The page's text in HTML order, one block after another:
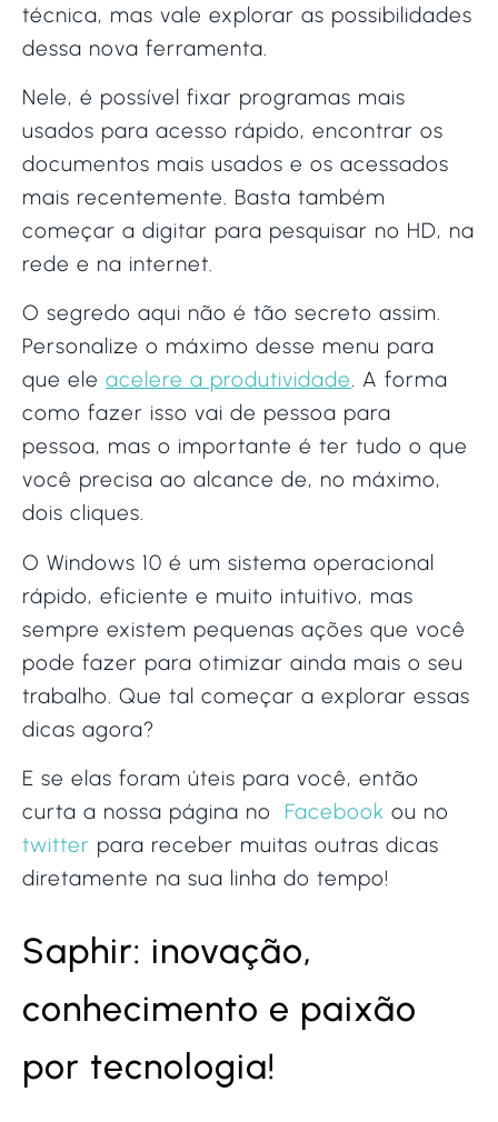
técnica, mas vale explorar as possibilidades
dessa nova ferramenta.
Nele, é possível fixar programas mais
usados para acesso rápido, encontrar os
documentos mais usados e os acessados
mais recentemente. Basta também
começar a digitar para pesquisar no HD, na
rede e na internet.
O segredo aqui não é tão secreto assim.
Personalize o máximo desse menu para
que ele acelere a produtividade. A forma
como fazer isso vai de pessoa para
pessoa, mas o importante é ter tudo o que
você precisa ao alcance de, no máximo,
dois cliques.
O Windows 10 é um sistema operacional
rápido, eficiente e muito intuitivo, mas
sempre existem pequenas ações que você
pode fazer para otimizar ainda mais o seu
trabalho. Que tal começar a explorar essas
dicas agora?
E se elas foram úteis para você, então
curta a nossa página no Facebook ou no
twitter para receber muitas outras dicas
diretamente na sua linha do tempo!
Saphir: inovação,
conhecimento e paixão
por tecnologia!